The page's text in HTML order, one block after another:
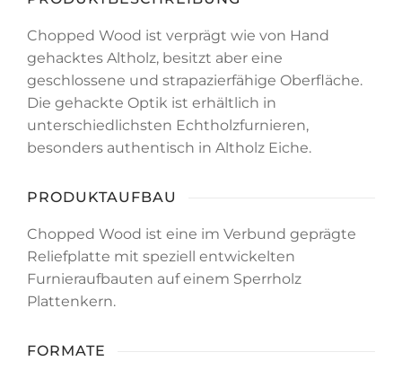
Chopped Wood ist verprägt wie von Hand
gehacktes Altholz, besitzt aber eine
geschlossene und strapazierfähige Oberfläche.
Die gehackte Optik ist erhältlich in
unterschiedlichsten Echtholzfurnieren,
besonders authentisch in Altholz Eiche.
PRODUKTAUFBAU
Chopped Wood ist eine im Verbund geprägte
Reliefplatte mit speziell entwickelten
Furnieraufbauten auf einem Sperrholz
Plattenkern.
FORMATE